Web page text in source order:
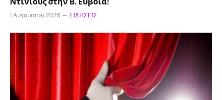
1 Αυγούστου 2026 ΕΙΔΉΣΕΙΣ